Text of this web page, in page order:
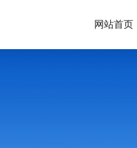
网站首页